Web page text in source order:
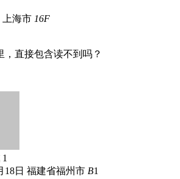
上海市 16F
，直接包含读不到吗？
1
18日 福建省福州市 B1